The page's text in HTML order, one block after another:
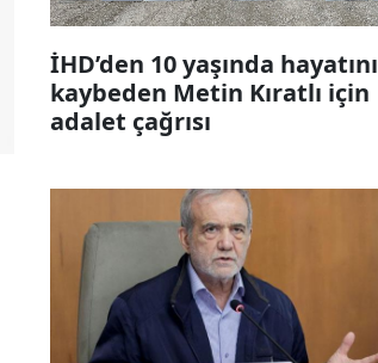
İHD’den 10 yaşında hayatını
kaybeden Metin Kıratlı için
adalet çağrısı